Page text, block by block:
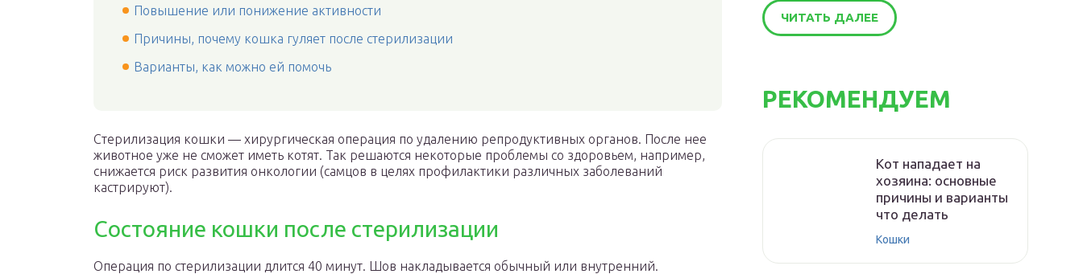
Повышение или понижение активности
Причины, почему кошка гуляет после стерилизации
Варианты, как можно ей помочь
Стерилизация кошки — хирургическая операция по удалению репродуктивных органов. После нее
животное уже не сможет иметь котят. Так решаются некоторые проблемы со здоровьем, например,
снижается риск развития онкологии (самцов в целях профилактики различных заболеваний
кастрируют).
Состояние кошки после стерилизации
Операция по стерилизации длится 40 минут. Шов накладывается обычный или внутренний.
ЧИТАТЬ ДАЛЕЕ
РЕКОМЕНДУЕМ
Кот нападает на
хозяина: основные
причины и варианты
что делать
Кошки